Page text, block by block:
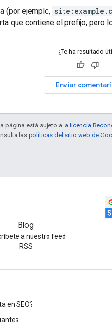
(por ejemplo,
que contiene el prefijo,
¿Te ha resultado
Enviar
página está sujeto a la licencia
laspolíticas del sitio web de
Blog
a nuestro feed
RSS
en SEO?